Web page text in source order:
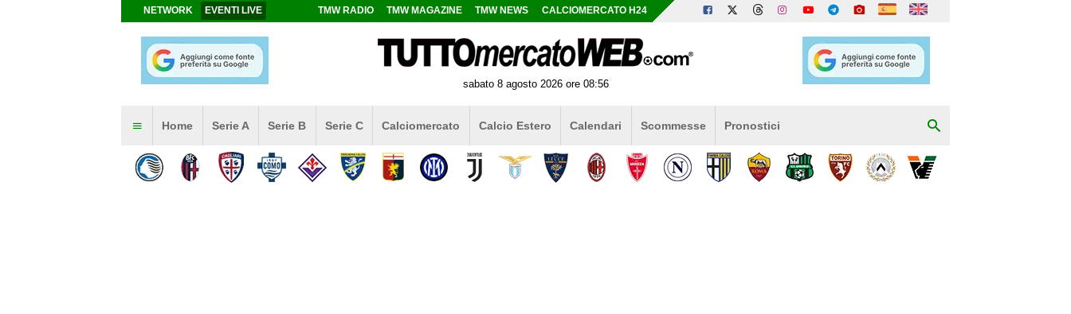
NETWORK EVENTI LIVE TMW RADIO TMW MAGAZINE TMW NEWS CALCIOMERCATO H24
sabato 8 agosto 2026 ore 08:56
Home Serie A Serie B Serie C Calciomercato Calcio Estero Calendari Scommesse Pronostici